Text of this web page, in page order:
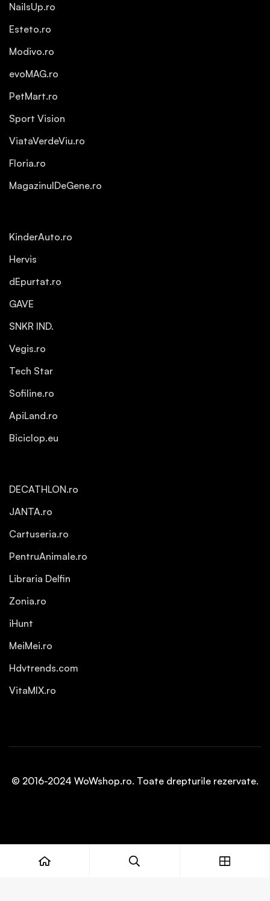
NailsUp.ro
Esteto.ro
Modivo.ro
evoMAG.ro
PetMart.ro
Sport Vision
ViataVerdeViu.ro
Floria.ro
MagazinulDeGene.ro
KinderAuto.ro
Hervis
dEpurtat.ro
GAVE
SNKR IND.
Vegis.ro
Tech Star
Sofiline.ro
ApiLand.ro
Biciclop.eu
DECATHLON.ro
JANTA.ro
Cartuseria.ro
PentruAnimale.ro
Libraria Delfin
Zonia.ro
iHunt
MeiMei.ro
Hdvtrends.com
VitaMIX.ro
© 2016-2024 WoWshop.ro. Toate drepturile rezervate.